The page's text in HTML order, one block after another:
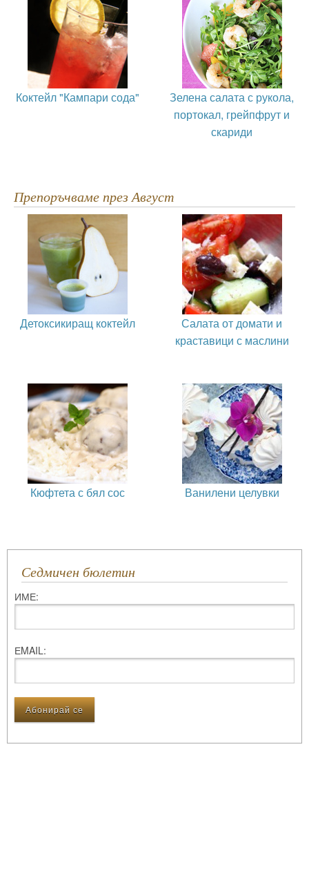
Коктейл "Кампари сода"
Зелена салата с рукола,
портокал, грейпфрут и
скариди
Препоръчваме през Август
Детоксикиращ коктейл
Салата от домати и
краставици с маслини
Кюфтета с бял сос Ванилени целувки
Седмичен бюлетин
ИМЕ:
ЕMAIL: